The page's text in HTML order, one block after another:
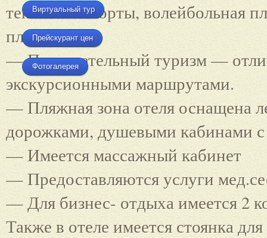
теннисные корты, волейбольная
площадка.
— Познавательный туризм —
экскурсионными маршрутами.
— Пляжная зона отеля оснащена
дорожками, душевыми кабинами с
— Имеется массажный кабинет
— Предоставляются услуги
— Для бизнес- отдыха имеется 2
Также в отеле имеется стоянка
Виртуальный тур
Прейскурант цен
Фотогалерея